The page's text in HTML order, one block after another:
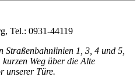
Tel.: 0931-44119
Straßenbahnlinien 1, 3, 4 und 5,
Weg über die Alte
unserer Türe.